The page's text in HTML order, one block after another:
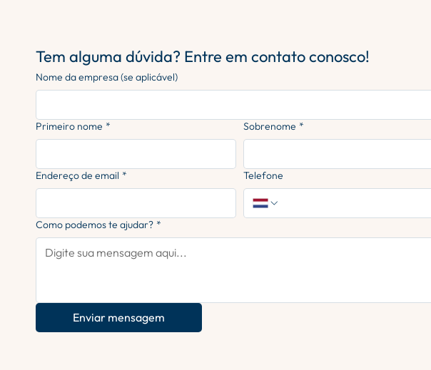
Tem alguma dúvida? Entre em contato conosco!
Nome da empresa (se aplicável)
Primeiro nome * Sobrenome *
Endereço de email * Telefone
Como podemos te ajudar? *
Enviar mensagem